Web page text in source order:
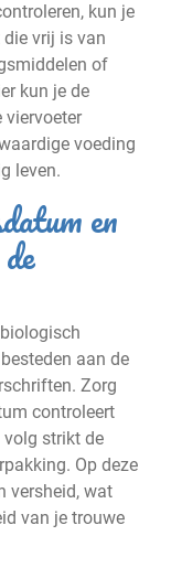
kun je
vrij is van
of
kun je de
viervoeter
voeding
leven.
en
aan de
Zorg
controleert
volg strikt de
Op deze
versheid, wat
van je trouwe